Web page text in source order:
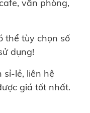
văn phòng,
thể tùy chọn số
dụng!
sỉ-lẻ, liên hệ
giá tốt nhất.